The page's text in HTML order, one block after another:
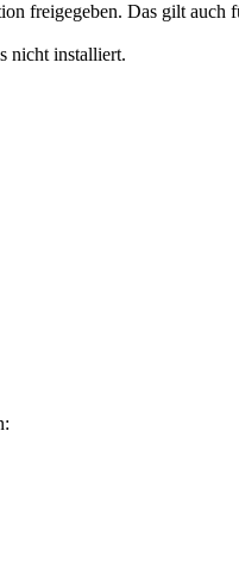
freigegeben. Das gilt auch
nicht installiert.